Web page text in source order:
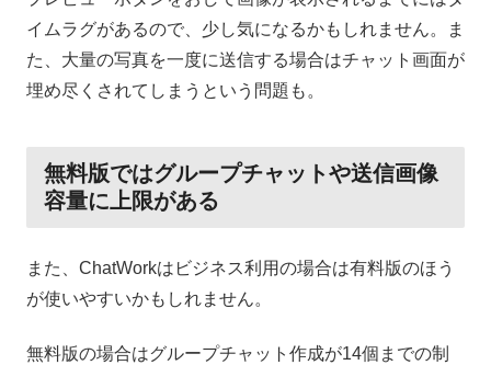
イムラグがあるので、少し気になるかもしれません。ま
た、大量の写真を一度に送信する場合はチャット画面が
埋め尽くされてしまうという問題も。
無料版ではグループチャットや送信画像
容量に上限がある
また、ChatWorkはビジネス利用の場合は有料版のほう
が使いやすいかもしれません。
無料版の場合はグループチャット作成が14個までの制